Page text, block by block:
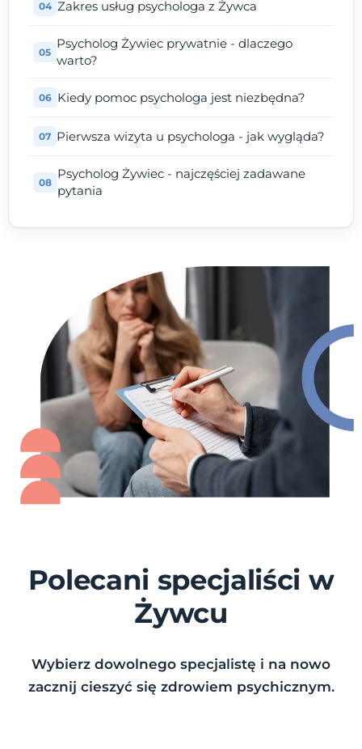
Zakres usług psychologa z Żywca
Psycholog Żywiec prywatnie - dlaczego
warto?
Kiedy pomoc psychologa jest niezbędna?
Pierwsza wizyta u psychologa - jak wygląda?
Psycholog Żywiec - najczęściej zadawane
pytania
Polecani specjaliści w
Żywcu
Wybierz dowolnego specjalistę i na nowo
zacznij cieszyć się zdrowiem psychicznym.